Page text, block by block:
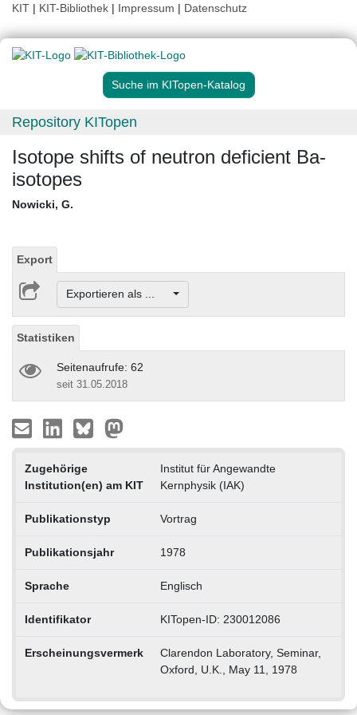
KIT | KIT-Bibliothek | Impressum | Datenschutz
Suche im KITopen-Katalog
Repository KITopen
Isotope shifts of neutron deficient Ba-
isotopes
Nowicki, G.
Export
Exportieren als ...
Statistiken
Seitenaufrufe: 62
seit 31.05.2018
Zugehörige
Institution(en) am KIT
Institut für Angewandte
Kernphysik (IAK)
Publikationstyp Vortrag
Publikationsjahr 1978
Sprache Englisch
Identifikator KITopen-ID: 230012086
Erscheinungsvermerk
Clarendon Laboratory, Seminar,
Oxford, U.K., May 11, 1978